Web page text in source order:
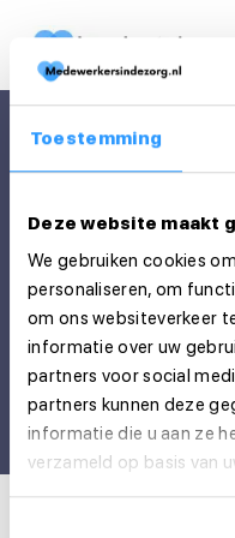
Toestemming
Deze website maakt
We gebruiken cookies
personaliseren, om
om ons websiteverkeer
informatie over uw
partners voor social
partners kunnen deze
informatie die u aan ze
verzameld op basis van